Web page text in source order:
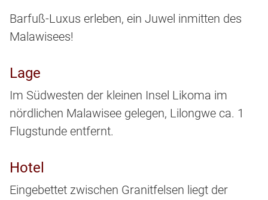
Barfuß-Luxus erleben, ein Juwel inmitten des
Malawisees!
Lage
Im Südwesten der kleinen Insel Likoma im
nördlichen Malawisee gelegen, Lilongwe ca. 1
Flugstunde entfernt.
Hotel
Eingebettet zwischen Granitfelsen liegt der